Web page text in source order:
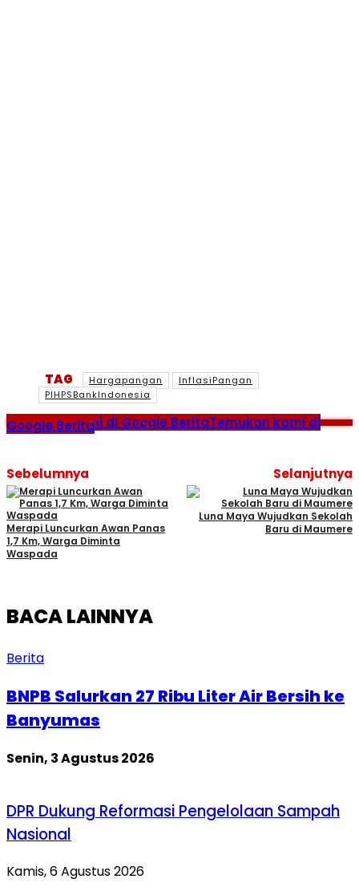
TAG Hargapangan
InflasiPangan
PIHPSBankIndonesia
Temukan kami di Google BeritaTemukan kami di
Google Berita
Sebelumnya
Merapi Luncurkan Awan Panas
1,7 Km, Warga Diminta
Waspada
Selanjutnya
Luna Maya Wujudkan Sekolah
Baru di Maumere
BACA LAINNYA
Berita
BNPB Salurkan 27 Ribu Liter Air Bersih ke
Banyumas
Senin, 3 Agustus 2026
DPR Dukung Reformasi Pengelolaan Sampah
Nasional
Kamis, 6 Agustus 2026